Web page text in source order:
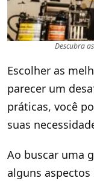
Descubra
Escolher as
parecer um
práticas, você
suas
Ao buscar uma
alguns